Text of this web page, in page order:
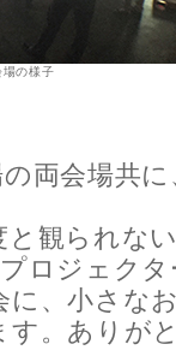
場の様子
両会場共
と観られな
ロジェク
に、小さな
す。ありが